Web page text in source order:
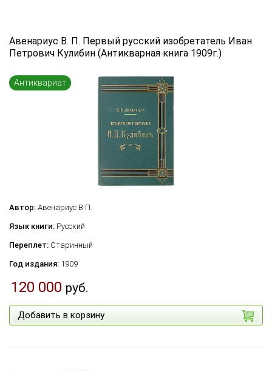
Авенариус В. П. Первый русский изобретатель Иван
Петрович Кулибин (Антикварная книга 1909г.)
Антиквариат
Автор: Авенариус В.П.
Язык книги: Русский
Переплет: Старинный
Год издания: 1909
120 000 руб.
Добавить в корзину